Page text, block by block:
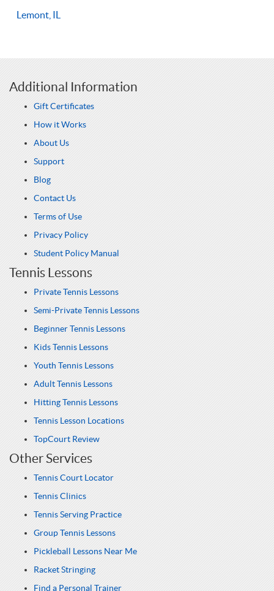
Lemont, IL
Additional Information
Gift Certificates
How it Works
About Us
Support
Blog
Contact Us
Terms of Use
Privacy Policy
Student Policy Manual
Tennis Lessons
Private Tennis Lessons
Semi-Private Tennis Lessons
Beginner Tennis Lessons
Kids Tennis Lessons
Youth Tennis Lessons
Adult Tennis Lessons
Hitting Tennis Lessons
Tennis Lesson Locations
TopCourt Review
Other Services
Tennis Court Locator
Tennis Clinics
Tennis Serving Practice
Group Tennis Lessons
Pickleball Lessons Near Me
Racket Stringing
Find a Personal Trainer